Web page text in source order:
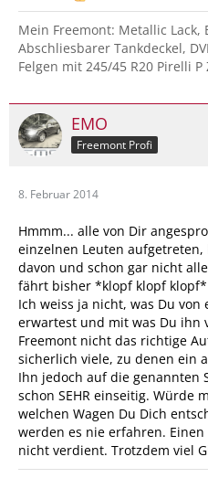
Mein Freemont: Metallic Lack,
Abschliesbarer Tankdeckel,
Felgen mit 245/45 R20 Pirelli P
EMO
Freemont Profi
8. Februar 2014
Hmmm... alle von Dir
einzelnen Leuten
davon und schon gar nicht
fährt bisher *klopf klopf
Ich weiss ja nicht, was Du von
erwartest und mit was Du ihn
Freemont nicht das richtige
sicherlich viele, zu denen ein
Ihn jedoch auf die genannten
schon SEHR einseitig. Würde
welchen Wagen Du Dich
werden es nie erfahren.
nicht verdient. Trotzdem viel